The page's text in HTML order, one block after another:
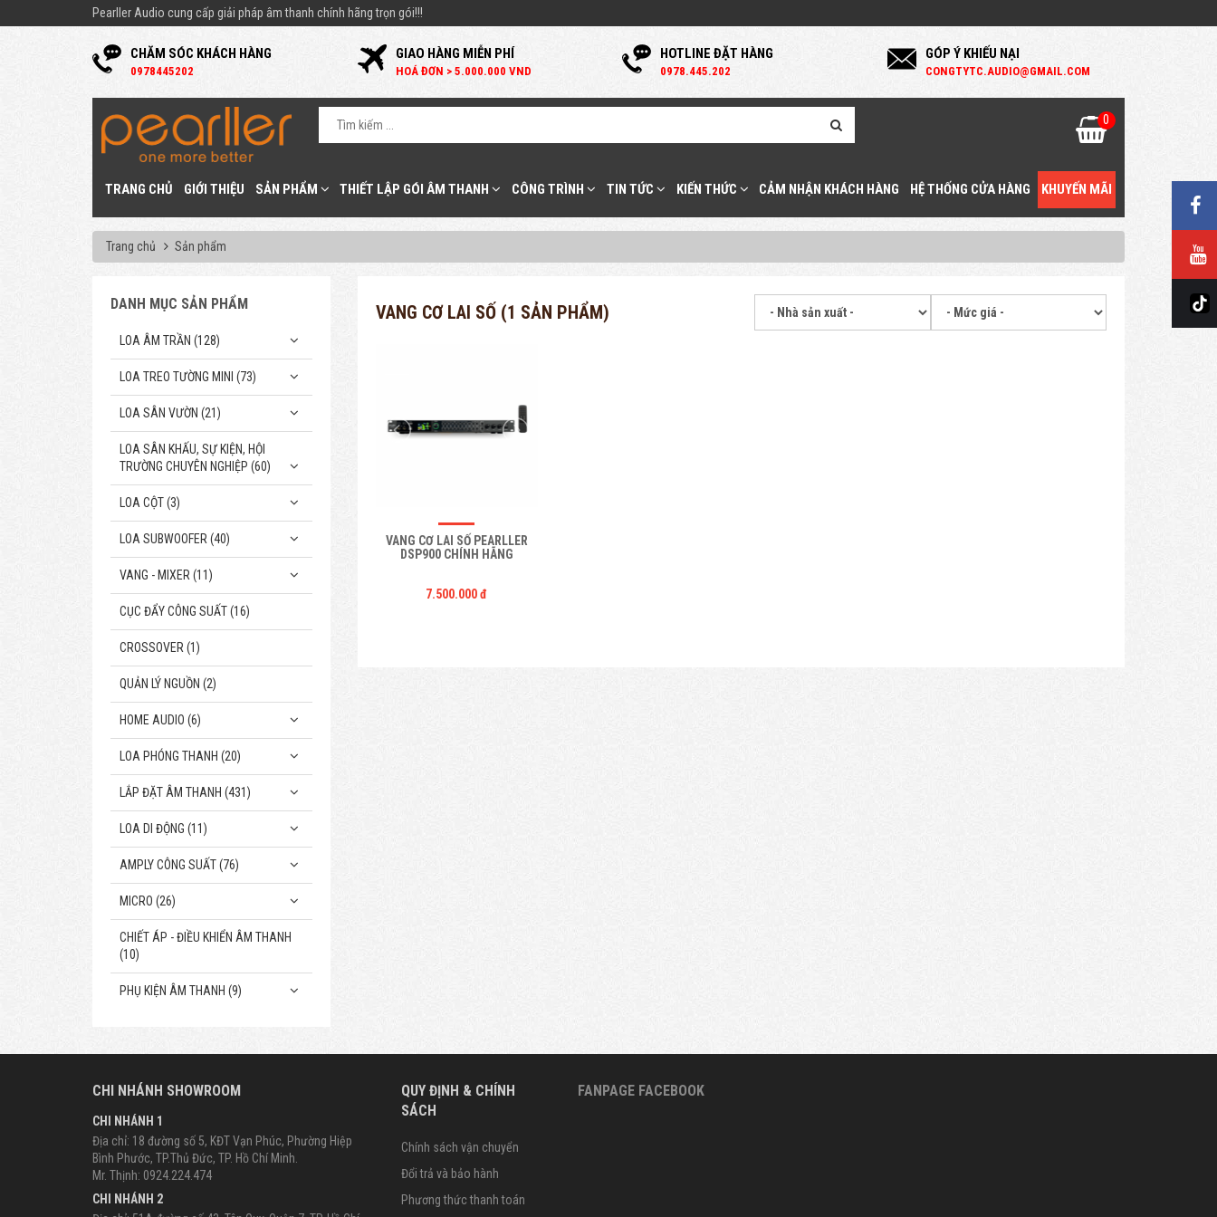
Pearller Audio cung cấp giải pháp âm thanh chính hãng trọn gói!!!
CHĂM SÓC KHÁCH HÀNG
0978445202
GIAO HÀNG MIỄN PHÍ
HOÁ ĐƠN > 5.000.000 VND
HOTLINE ĐẶT HÀNG
0978.445.202
GÓP Ý KHIẾU NẠI
CONGTYTC.AUDIO@GMAIL.COM
0
TRANG CHỦ GIỚI THIỆU SẢN PHẨM THIẾT LẬP GÓI ÂM THANH CÔNG TRÌNH TIN TỨC KIẾN THỨC CẢM NHẬN KHÁCH HÀNG HỆ THỐNG CỬA HÀNG KHUYẾN MÃI
Trang chủ Sản phẩm
VANG CƠ LAI SỐ (1 SẢN PHẨM)
VANG CƠ LAI SỐ PEARLLER
DSP900 CHÍNH HÃNG
7.500.000 đ
DANH MỤC SẢN PHẨM
LOA ÂM TRẦN (128)
LOA TREO TƯỜNG MINI (73)
LOA SÂN VƯỜN (21)
LOA SÂN KHẤU, SỰ KIỆN, HỘI
TRƯỜNG CHUYÊN NGHIỆP (60)
LOA CỘT (3)
LOA SUBWOOFER (40)
VANG - MIXER (11)
CỤC ĐẨY CÔNG SUẤT (16)
CROSSOVER (1)
QUẢN LÝ NGUỒN (2)
HOME AUDIO (6)
LOA PHÓNG THANH (20)
LẮP ĐẶT ÂM THANH (431)
LOA DI ĐỘNG (11)
AMPLY CÔNG SUẤT (76)
MICRO (26)
CHIẾT ÁP - ĐIỀU KHIỂN ÂM THANH
(10)
PHỤ KIỆN ÂM THANH (9)
CHI NHÁNH SHOWROOM
CHI NHÁNH 1
Địa chỉ: 18 đường số 5, KĐT Vạn Phúc, Phường Hiệp
Bình Phước, TP.Thủ Đức, TP. Hồ Chí Minh.
Mr. Thịnh: 0924.224.474
CHI NHÁNH 2
QUY ĐỊNH & CHÍNH
SÁCH
Chính sách vận chuyển
Đổi trả và bảo hành
Phương thức thanh toán
FANPAGE FACEBOOK